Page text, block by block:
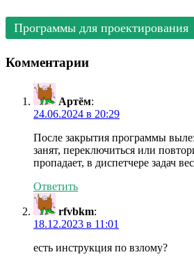
Программы для проектирования
Комментарии
Артём:
24.06.2024 в 20:29
После закрытия программы
занят, переключиться или
пропадает, в диспетчере задач
Ответить
rfvbkm:
18.12.2023 в 11:01
есть инструкция по взлому?